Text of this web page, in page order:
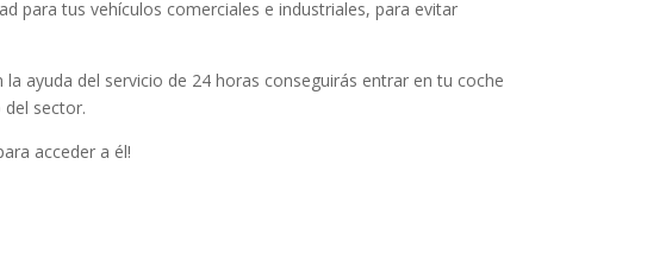
para tus vehículos comerciales e industriales, para evitar
ayuda del servicio de 24 horas conseguirás entrar en tu coche
sector.
acceder a él!